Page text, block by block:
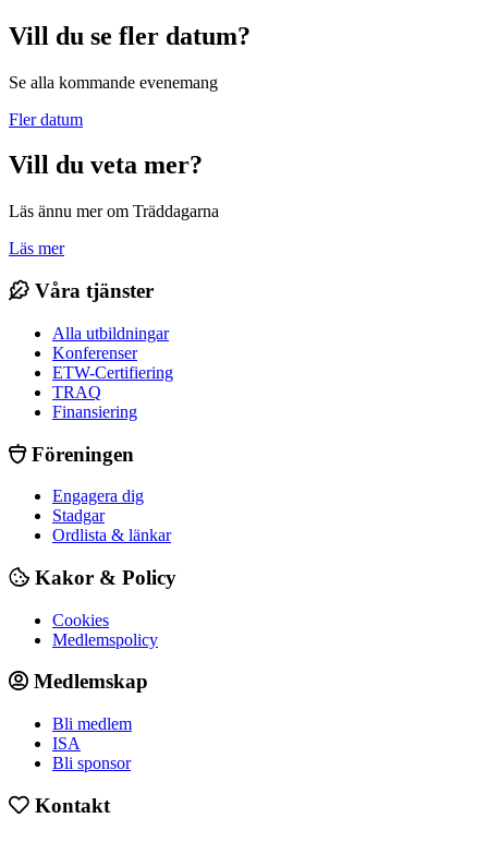
Vill du se fler datum?
Se alla kommande evenemang
Fler datum
Vill du veta mer?
Läs ännu mer om Träddagarna
Läs mer
Våra tjänster
Alla utbildningar
Konferenser
ETW-Certifiering
TRAQ
Finansiering
Föreningen
Engagera dig
Stadgar
Ordlista & länkar
Kakor & Policy
Cookies
Medlemspolicy
Medlemskap
Bli medlem
ISA
Bli sponsor
Kontakt